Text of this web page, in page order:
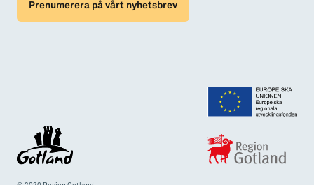
Prenumerera på vårt nyhetsbrev